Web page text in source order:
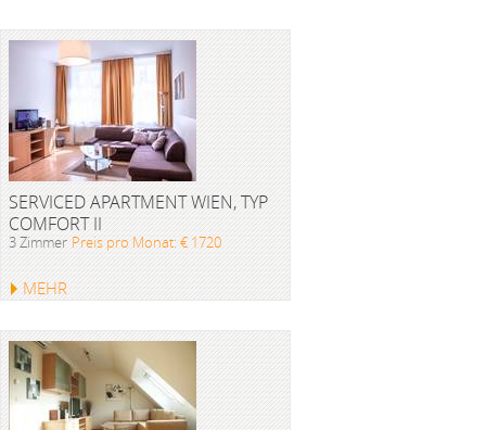
SERVICED APARTMENT WIEN, TYP
COMFORT II
3 Zimmer Preis pro Monat: € 1720
MEHR